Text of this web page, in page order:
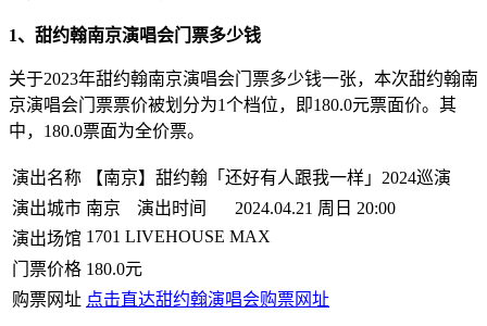
1、甜约翰南京演唱会门票多少钱
关于2023年甜约翰南京演唱会门票多少钱一张，本次甜约翰南
京演唱会门票票价被划分为1个档位，即180.0元票面价。其
中，180.0票面为全价票。
演出名称
【南京】甜约翰「还好有人跟我一样」2024巡演
演出城市 南京 演出时间
2024.04.21 周日 20:00
演出场馆 1701 LIVEHOUSE MAX
门票价格 180.0元
购票网址 点击直达甜约翰演唱会购票网址